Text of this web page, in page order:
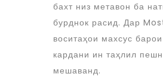
бахт низ метавон ба
бурднок расид. Дар
воситаҳои махсус
кардани ин таҳлил
мешаванд.